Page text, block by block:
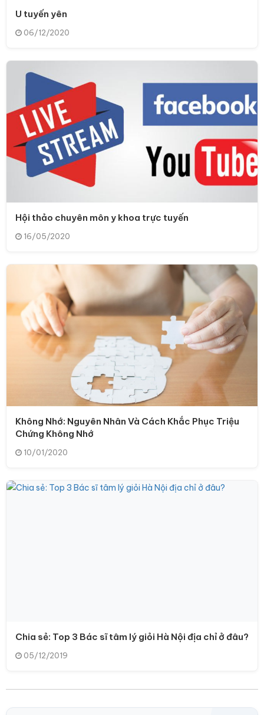
U tuyến yên
06/12/2020
Hội thảo chuyên môn y khoa trực tuyến
16/05/2020
Không Nhớ: Nguyên Nhân Và Cách Khắc Phục Triệu
Chứng Không Nhớ
10/01/2020
Chia sẻ: Top 3 Bác sĩ tâm lý giỏi Hà Nội địa chỉ ở đâu?
05/12/2019